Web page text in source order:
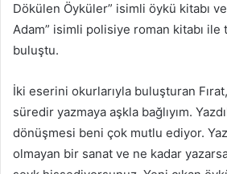
Dökülen Öyküler” isimli öykü kitabı ve
Adam” isimli polisiye roman kitabı ile
buluştu.
İki eserini okurlarıyla buluşturan Fırat,
süredir yazmaya aşkla bağlıyım.
dönüşmesi beni çok mutlu ediyor.
olmayan bir sanat ve ne kadar